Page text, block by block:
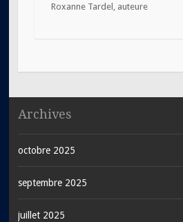
Roxanne Tardel, auteure
Archives
octobre 2025
septembre 2025
juillet 2025